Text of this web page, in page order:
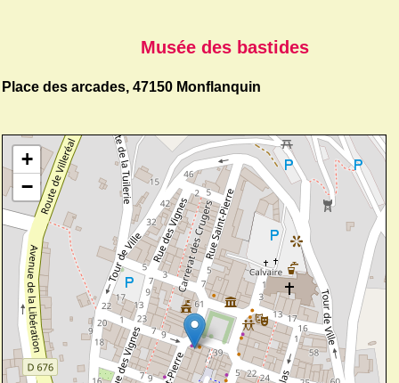
Musée des bastides
Place des arcades, 47150 Monflanquin
+
−